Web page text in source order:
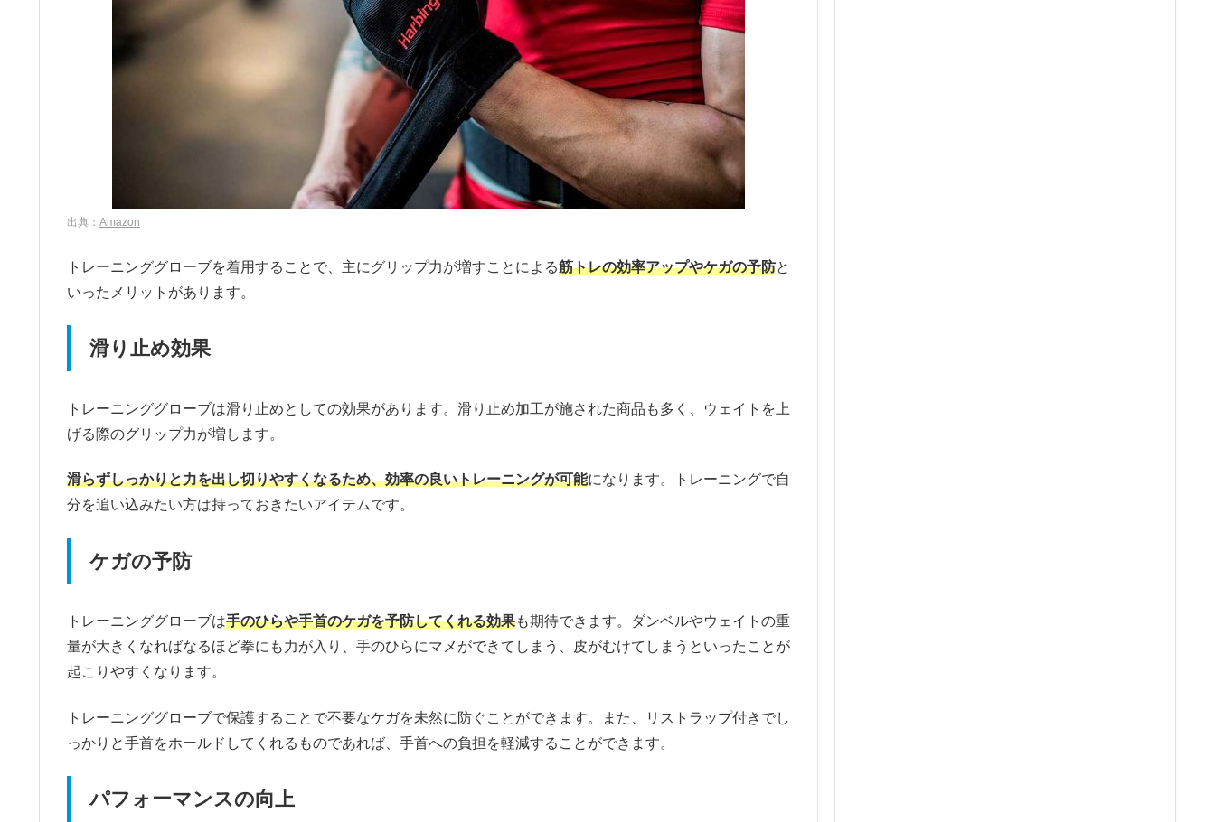
出典： Amazon
トレーニンググローブを着用することで、主にグリップ力が増すことによる筋トレの効率アップやケガの予防と
いったメリットがあります。
滑り止め効果
トレーニンググローブは滑り止めとしての効果があります。滑り止め加工が施された商品も多く、ウェイトを上
げる際のグリップ力が増します。
滑らずしっかりと力を出し切りやすくなるため、効率の良いトレーニングが可能になります。トレーニングで自
分を追い込みたい方は持っておきたいアイテムです。
ケガの予防
トレーニンググローブは手のひらや手首のケガを予防してくれる効果も期待できます。ダンベルやウェイトの重
量が大きくなればなるほど拳にも力が入り、手のひらにマメができてしまう、皮がむけてしまうといったことが
起こりやすくなります。
トレーニンググローブで保護することで不要なケガを未然に防ぐことができます。また、リストラップ付きでし
っかりと手首をホールドしてくれるものであれば、手首への負担を軽減することができます。
パフォーマンスの向上